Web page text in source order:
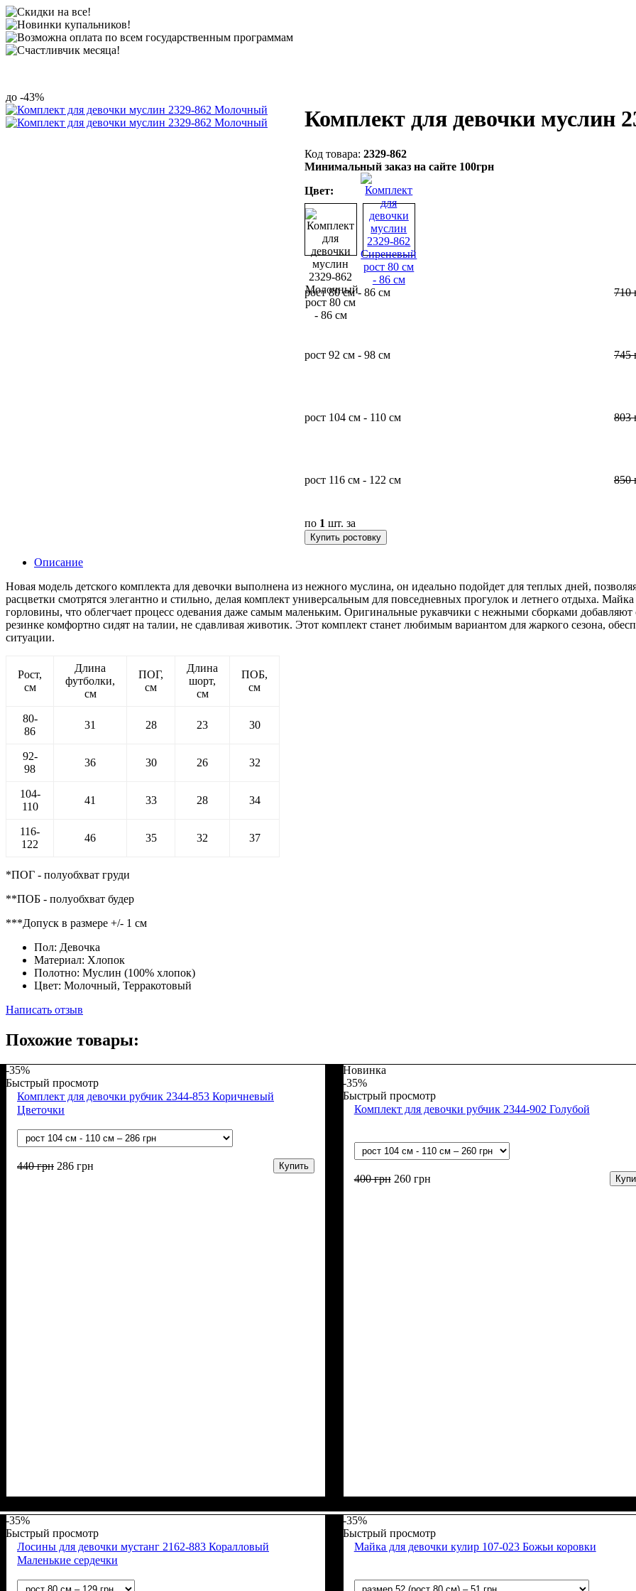
-43%
Комплект для девочки муслин
2329-862
Минимальный заказ на сайте 100грн
Цвет:
рост 80 см - 86 см 710
рост 92 см - 98 см 745
рост 104 см - 110 см 803
рост 116 см - 122 см 850
по 1 шт. за
Купить ростовку
Описание
Новая модель детского комплекта для девочки выполнена из нежного муслина, он идеально подойдет для теплых дней,
расцветки смотрятся элегантно и стильно, делая комплект универсальным для повседневных прогулок и летнего отдыха.
горловины, что облегчает процесс одевания даже самым маленьким. Оригинальные рукавчики с нежными сборками
резинке комфортно сидят на талии, не сдавливая животик. Этот комплект станет любимым вариантом для жаркого сезона,
ситуации.
Рост,
см
Длина
футболки,
см
ПОГ,
см
Длина
шорт,
см
ПОБ,
см
80-
86
31 28 23 30
92-
98
36 30 26 32
104-
110
41 33 28 34
116-
122
46 35 32 37
*ПОГ - полуобхват груди
**ПОБ - полуобхват будер
***Допуск в размере +/- 1 см
Пол: Девочка
Материал: Хлопок
Полотно: Муслин (100% хлопок)
Цвет: Молочный, Терракотовый
Написать отзыв
Похожие товары:
-35%
Быстрый просмотр
Комплект для девочки рубчик 2344-853 Коричневый
Цветочки
440грн 286 грн Купить
Новинка
-35%
Быстрый просмотр
Комплект для девочки рубчик 2344-902 Голубой
400грн 260грн
-35%
Быстрый просмотр
Лосины для девочки мустанг 2162-883 Коралловый
Маленькие сердечки
-35%
Быстрый просмотр
Майка для девочки кулир 107-023 Божьи коровки